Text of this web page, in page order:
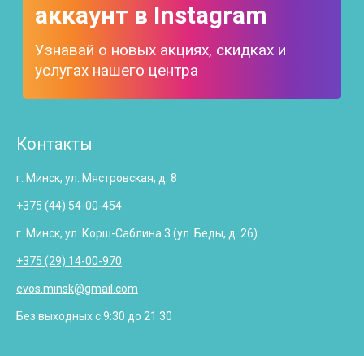
аккаунт в Instagram
Узнавай о новых акциях, скидках и
услугах нашего центра
Контакты
г. Минск, ул. Мястровская, д. 8
+375 (44) 54-00-454
г. Минск, ул. Корш-Саблина 3 (ул. Беды, д. 26)
+375 (29) 14-00-970
evos.minsk@gmail.com
Без выходных с 9:30 до 21:30